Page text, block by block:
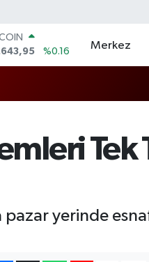
%0.16
%0
ALTIN
%0.12
Merkez
Tek
pazar yerinde